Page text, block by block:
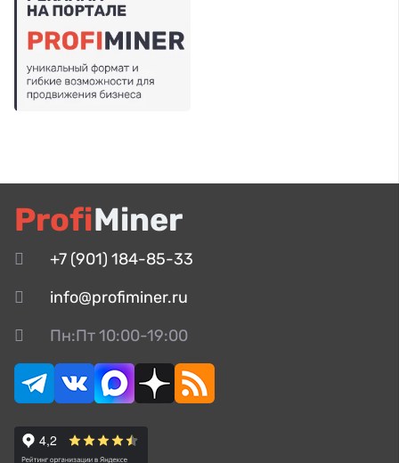
ProfiMiner
+7 (901) 184-85-33
info@profiminer.ru
Пн:Пт 10:00-19:00